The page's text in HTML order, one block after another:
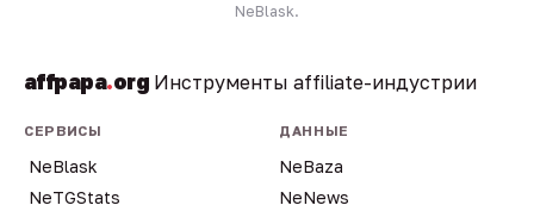
NeBlask.
affpapa.org Инструменты affiliate-индустрии
СЕРВИСЫ
NeBlask
NeTGStats
ДАННЫЕ
NeBaza
NeNews